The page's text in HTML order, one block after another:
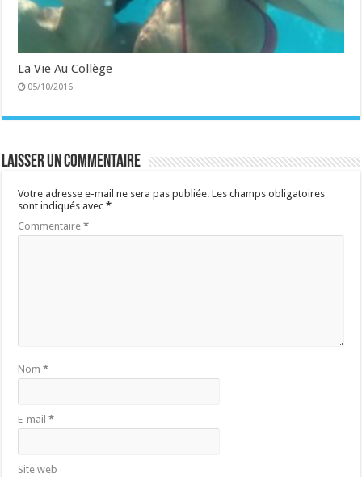
La Vie Au Collège
05/10/2016
Laisser un commentaire
Votre adresse e-mail ne sera pas publiée. Les champs obligatoires
sont indiqués avec*
Commentaire*
Nom*
E-mail*
Site web